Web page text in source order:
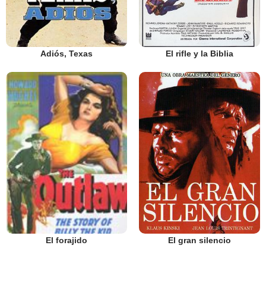
Adiós, Texas El rifle y la Biblia
El forajido El gran silencio